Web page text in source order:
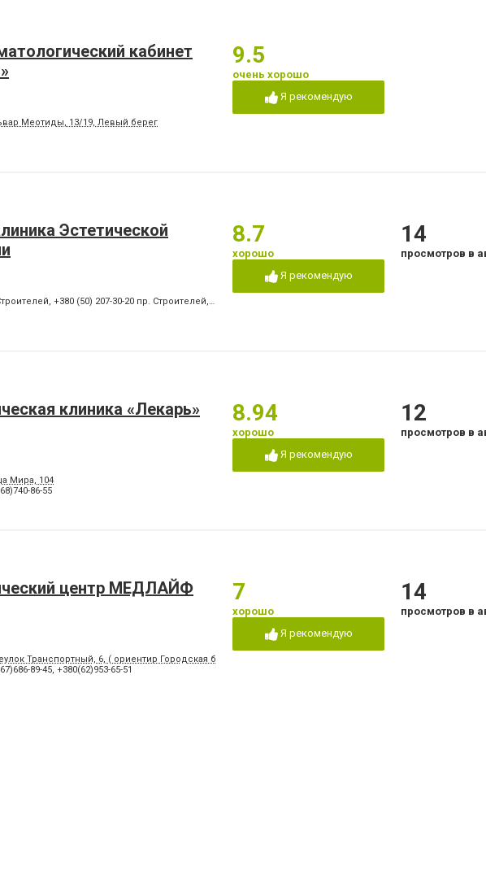
кабинет
Меотиды, 13/19, Левый берег
9.5
очень хорошо
Я рекомендую
Эстетической
, +380 (50) 207-30-20 пр. Строителей, +380 (67) 939-27-87 пр. Победы
8.7
хорошо
Я рекомендую
14
просмотров в
клиника «Лекарь»
Мира, 104
86-55
8.94
хорошо
Я рекомендую
12
просмотров в
центр МЕДЛАЙФ
Транспортный, 6, ( ориентир Городская больница №2, конечная остановка троллейбусов "8" и "15",
89-45, +380(62)953-65-51
7
хорошо
Я рекомендую
14
просмотров в